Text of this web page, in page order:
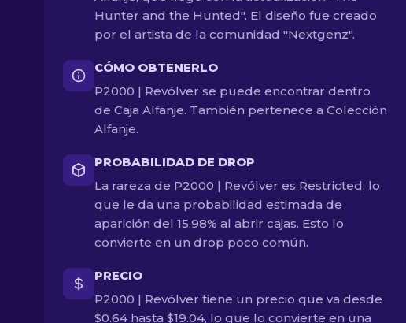
Hunter and the Hunted". El diseño fue creado
por el artista de la comunidad "Nextgenz".
CÓMO OBTENERLO
P2000 | Revólver se puede encontrar dentro
de Caja Alfanje. También pertenece a Colección
Alfanje.
PROBABILIDAD DE DROP
La rareza de P2000 | Revólver es Restricted, lo
que le da una probabilidad estimada de
aparición del 15.98% al abrir cajas. Esto lo
convierte en un drop poco común.
PRECIO
P2000 | Revólver tiene un precio que va desde
$0.64 hasta $19.04, lo que lo convierte en una